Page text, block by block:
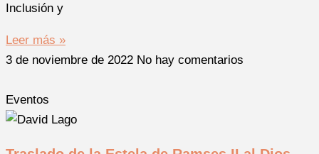
Inclusión y
Leer más »
3 de noviembre de 2022 No hay comentarios
Eventos